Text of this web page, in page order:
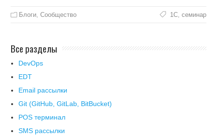
Блоги,Сообщество 1С, семинар
Все разделы
DevOps
EDT
Email рассылки
Git (GitHub, GitLab, BitBucket)
POS терминал
SMS рассылки